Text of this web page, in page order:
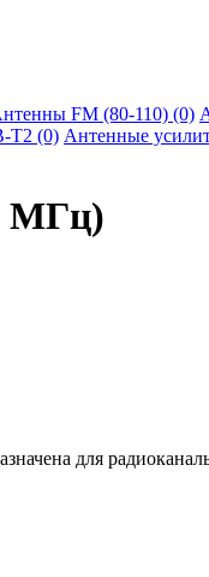
FM (80-110) (0)
T2 (0) Антенные
МГц)
для